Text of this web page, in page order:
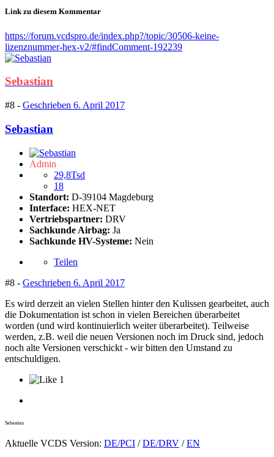
Link zu diesem Kommentar
https://forum.vcdspro.de/index.php?/topic/30506-keine-
lizenznummer-hex-v2/#findComment-192239
Sebastian
#8 - Geschrieben 6. April 2017
Sebastian
Admin
29,8Tsd
18
Standort: D-39104 Magdeburg
Interface: HEX-NET
Vertriebspartner: DRV
Sachkunde Airbag: Ja
Sachkunde HV-Systeme: Nein
Teilen
#8 - Geschrieben 6. April 2017
Es wird derzeit an vielen Stellen hinter den Kulissen gearbeitet, auch
die Dokumentation ist schon in vielen Bereichen überarbeitet
worden (und wird kontinuierlich weiter überarbeitet). Teilweise
werden, z.B. weil die neuen Versionen noch im Druck sind, jedoch
noch alte Versionen verschickt - wir bitten den Umstand zu
entschuldigen.
1
Sebastian
Aktuelle VCDS Version: DE/PCI /DE/DRV /EN